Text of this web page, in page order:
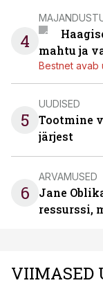
4
mahtu ja
Bestnet avab
5
UUDISED
Tootmine
järjest
6
ARVAMUSED
Jane
ressurssi,
VIIMASED